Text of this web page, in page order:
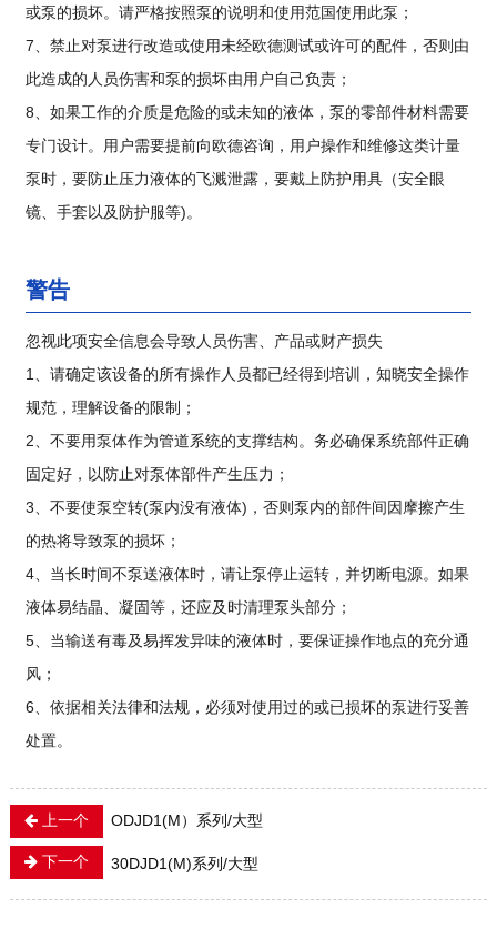
或泵的损坏。请严格按照泵的说明和使用范国使用此泵；
7、禁止对泵进行改造或使用未经欧德测试或许可的配件，否则由
此造成的人员伤害和泵的损坏由用户自己负责；
8、如果工作的介质是危险的或未知的液体，泵的零部件材料需要
专门设计。用户需要提前向欧德咨询，用户操作和维修这类计量
泵时，要防止压力液体的飞溅泄露，要戴上防护用具（安全眼
镜、手套以及防护服等)。
警告
忽视此项安全信息会导致人员伤害、产品或财产损失
1、请确定该设备的所有操作人员都已经得到培训，知晓安全操作
规范，理解设备的限制；
2、不要用泵体作为管道系统的支撑结构。务必确保系统部件正确
固定好，以防止对泵体部件产生压力；
3、不要使泵空转(泵内没有液体)，否则泵内的部件间因摩擦产生
的热将导致泵的损坏；
4、当长时间不泵送液体时，请让泵停止运转，并切断电源。如果
液体易结晶、凝固等，还应及时清理泵头部分；
5、当输送有毒及易挥发异味的液体时，要保证操作地点的充分通
风；
6、依据相关法律和法规，必须对使用过的或已损坏的泵进行妥善
处置。
上一个 ODJD1(M）系列/大型
下一个 30DJD1(M)系列/大型